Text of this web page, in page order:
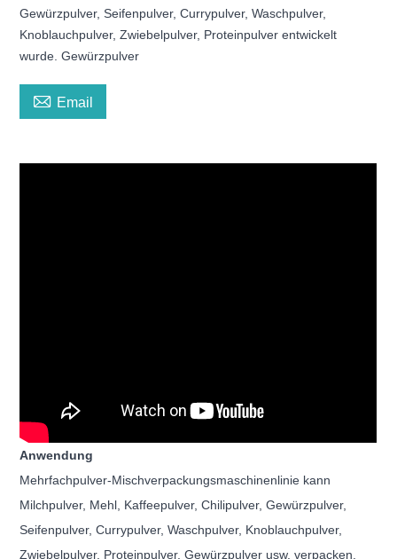
Gewürzpulver, Seifenpulver, Currypulver, Waschpulver,
Knoblauchpulver, Zwiebelpulver, Proteinpulver entwickelt
wurde. Gewürzpulver
 Email
Anwendung
Mehrfachpulver-Mischverpackungsmaschinenlinie kann
Milchpulver, Mehl, Kaffeepulver, Chilipulver, Gewürzpulver,
Seifenpulver, Currypulver, Waschpulver, Knoblauchpulver,
Zwiebelpulver, Proteinpulver, Gewürzpulver usw. verpacken.